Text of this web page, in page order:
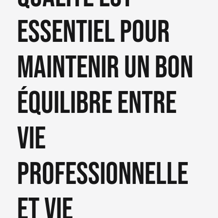
essentiel pour
maintenir un bon
équilibre entre
vie
professionnelle
et vie